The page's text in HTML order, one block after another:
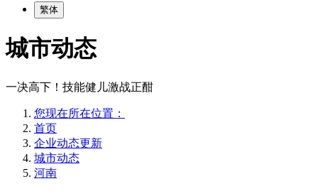
繁体
城市动态
一决高下！技能健儿激战正酣
您现在所在位置：
首页
企业动态更新
城市动态
河南